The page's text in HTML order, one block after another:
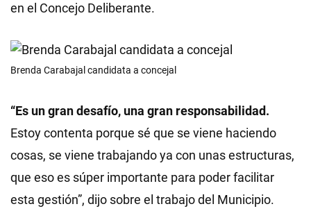
en el Concejo Deliberante.
Brenda Carabajal candidata a concejal
“Es un gran desafío, una gran responsabilidad.
Estoy contenta porque sé que se viene haciendo
cosas, se viene trabajando ya con unas estructuras,
que eso es súper importante para poder facilitar
esta gestión”, dijo sobre el trabajo del Municipio.